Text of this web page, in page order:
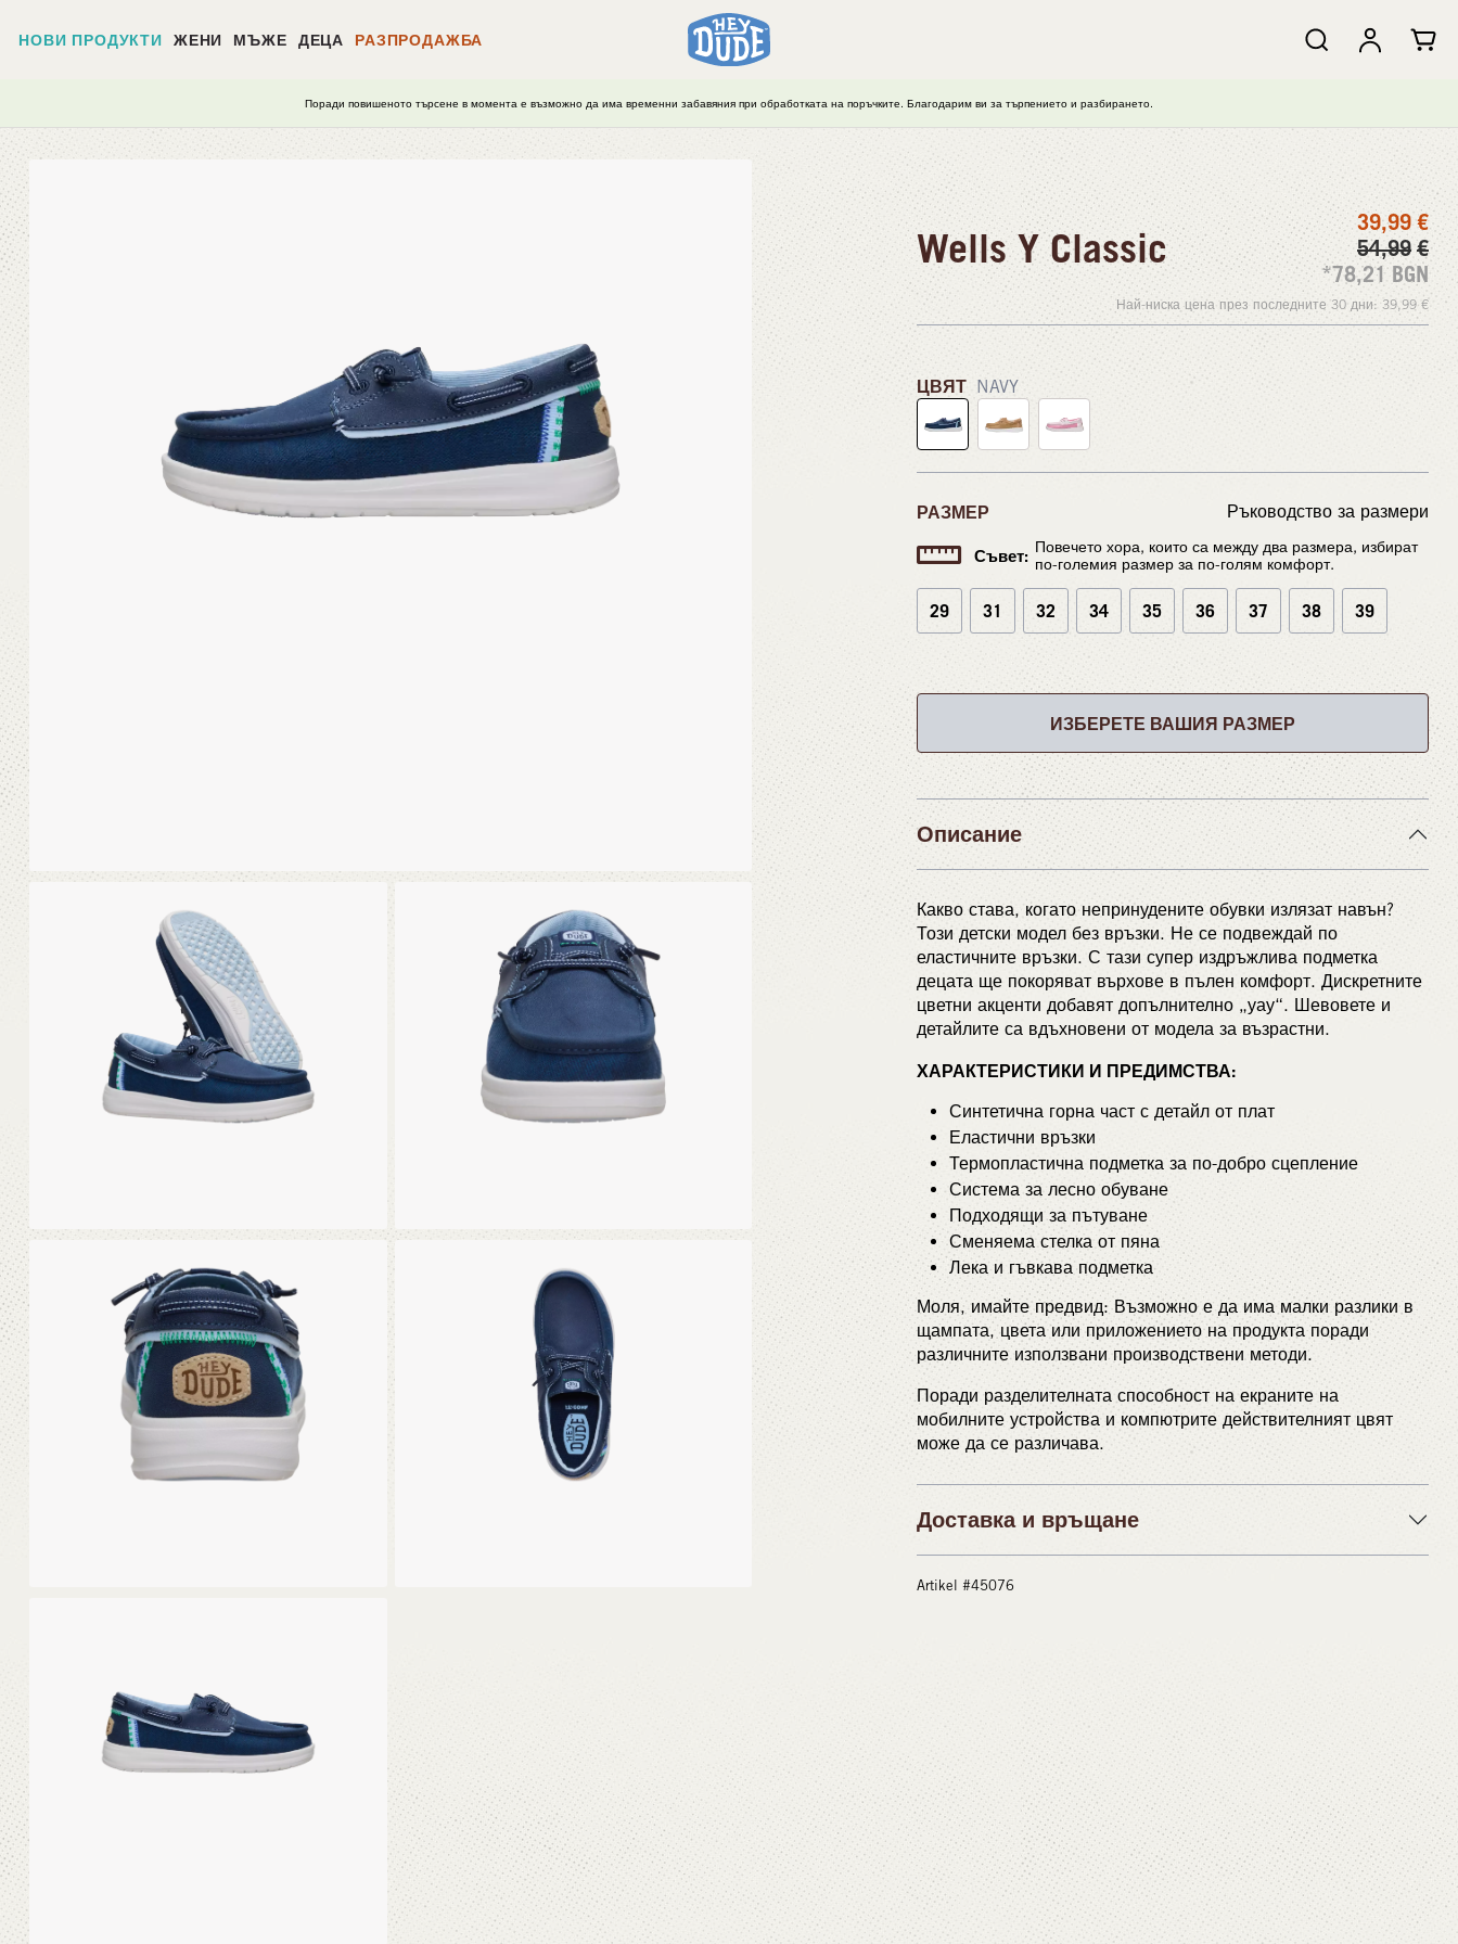
НОВИ ПРОДУКТИ ЖЕНИ МЪЖЕ ДЕЦА РАЗПРОДАЖБА
Поради повишеното търсене в момента е възможно да има временни забавяния при обработката на поръчките. Благодарим ви за търпението и разбирането.
Wells Y Classic
39,99 €
54,99 €
*78,21 BGN
Най-ниска цена през последните 30 дни: 39,99€
ЦВЯТ NAVY
РАЗМЕР Ръководство за размери
Съвет: Повечето хора, които са между два размера, избират
по-големия размер за по-голям комфорт.
29 31 32 34 35 36 37 38 39
ИЗБЕРЕТЕ ВАШИЯ РАЗМЕР
Описание
Какво става, когато непринудените обувки излязат навън?
Този детски модел без връзки. Не се подвеждай по
еластичните връзки. С тази супер издръжлива подметка
децата ще покоряват върхове в пълен комфорт. Дискретните
цветни акценти добавят допълнително „уау“. Шевовете и
детайлите са вдъхновени от модела за възрастни.
ХАРАКТЕРИСТИКИ И ПРЕДИМСТВА:
Синтетична горна част с детайл от плат
Еластични връзки
Термопластична подметка за по-добро сцепление
Система за лесно обуване
Подходящи за пътуване
Сменяема стелка от пяна
Лека и гъвкава подметка
Моля, имайте предвид: Възможно е да има малки разлики в
щампата, цвета или приложението на продукта поради
различните използвани производствени методи.
Поради разделителната способност на екраните на
мобилните устройства и компютрите действителният цвят
може да се различава.
Доставка и връщане
Artikel #45076